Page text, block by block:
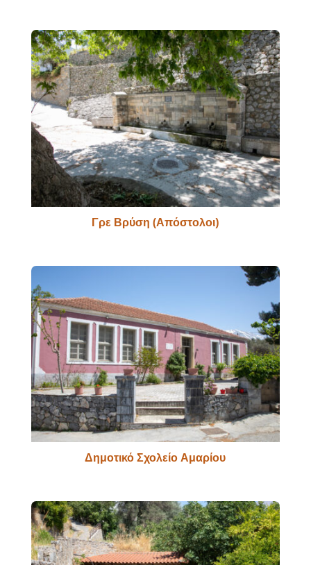
Γρε Βρύση (Απόστολοι)
Δημοτικό Σχολείο Αμαρίου